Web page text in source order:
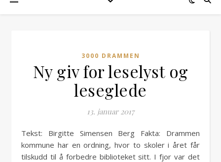
3000 DRAMMEN
Ny giv for leselyst og
leseglede
13. januar 2017
Tekst: Birgitte Simensen Berg Fakta: Drammen
kommune har en ordning, hvor to skoler i året får
tilskudd til å forbedre biblioteket sitt. I fjor var det